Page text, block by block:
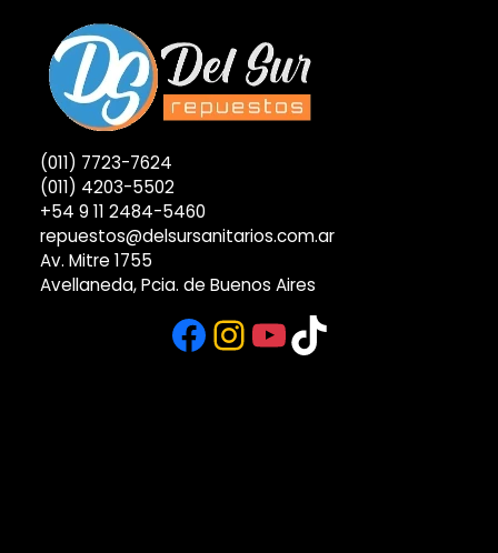
(011) 7723-7624
(011) 4203-5502
+54 9 11 2484-5460
repuestos@delsursanitarios.com.ar
Av. Mitre 1755
Avellaneda, Pcia. de Buenos Aires
Facebook
Instagram
YouTube
TikTok